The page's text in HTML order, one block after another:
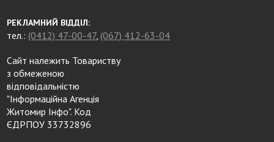
РЕКЛАМНИЙ ВІДДІЛ:
тел.: (0412) 47-00-47, (067) 412-63-04
Сайт належить Товариству
з обмеженою
відповідальністю
"Інформаційна Агенція
Житомир Інфо". Код
ЄДРПОУ 33732896